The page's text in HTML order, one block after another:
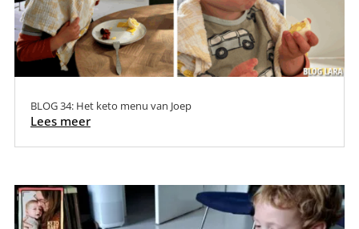
BLOG 34: Het keto menu van Joep
Lees meer